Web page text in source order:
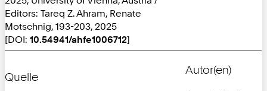
Editors: Tareq Z. Ahram, Renate
Motschnig, 193-203, 2025
[DOI: 10.54941/ahfe1006712]
Quelle
Autor(en)